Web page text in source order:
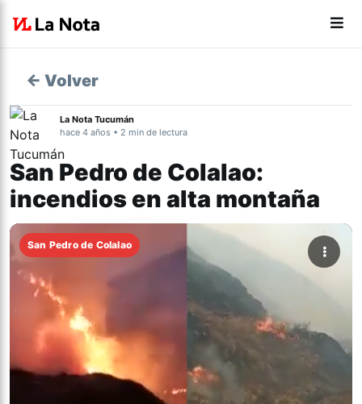
← Volver
La Nota Tucumán
hace 4 años • 2 min de lectura
San Pedro de Colalao:
incendios en alta montaña
San Pedro de Colalao